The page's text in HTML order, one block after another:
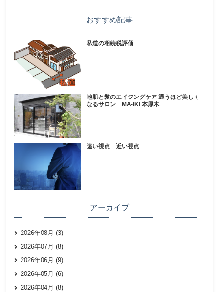
おすすめ記事
私道の相続税評価
地肌と髪のエイジングケア 通うほど美しく
なるサロン MA-IKI 本厚木
遠い視点 近い視点
アーカイブ
2026年08月 (3)
2026年07月 (8)
2026年06月 (9)
2026年05月 (6)
2026年04月 (8)